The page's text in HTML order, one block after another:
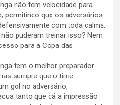
não tem velocidade para
permitindo que os adversários
com toda calma.
puderam treinar isso? Nem
para a Copa das
tem o melhor preparador
sempre que o time
gol no adversário,
tanto que dá a impressão